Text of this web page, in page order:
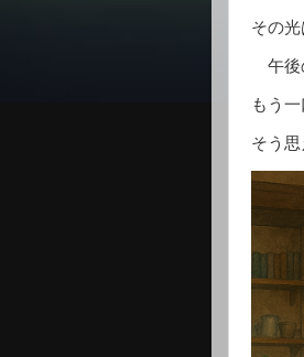
その
午後
もう
そう